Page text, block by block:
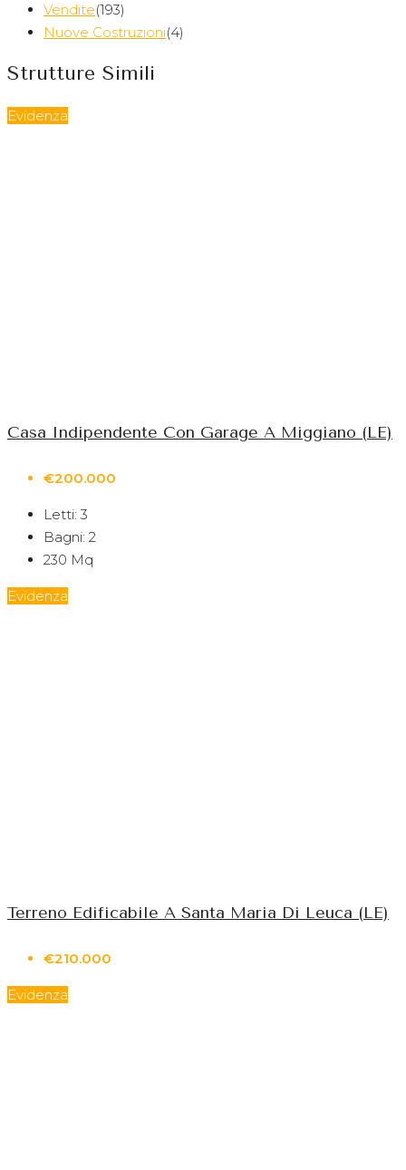
Vendite(193)
Nuove Costruzioni(4)
Strutture Simili
Evidenza
Casa Indipendente Con Garage A Miggiano (LE)
€200.000
Letti: 3
Bagni: 2
230 Mq
Evidenza
Terreno Edificabile A Santa Maria Di Leuca (LE)
€210.000
Evidenza